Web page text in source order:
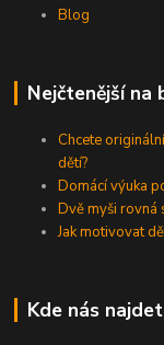
Blog
Nejčtenější na
Chcete
dětí?
Domácí výuka
Dvě myši rovná
Jak motivovat
Kde nás